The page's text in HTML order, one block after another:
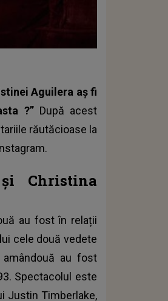
Aguilera aș fi
?” După acest
răutăcioase la
Christina
au fost în relații
cele două vedete
au fost
Spectacolul este
Justin Timberlake,